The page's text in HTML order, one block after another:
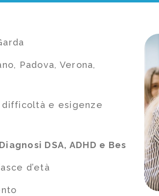
Padova, Verona,
difficoltà e esigenze
Diagnosi DSA, ADHD e Bes
d’età